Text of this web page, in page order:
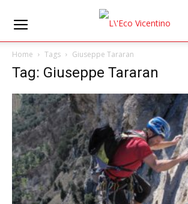
Home Tags Giuseppe Tararan
Tag: Giuseppe Tararan